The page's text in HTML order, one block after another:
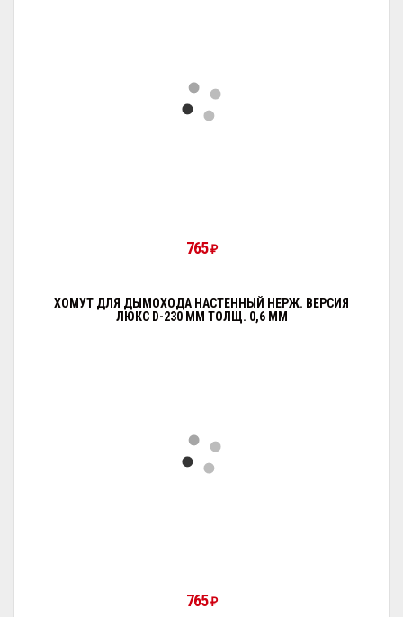
765₽
ХОМУТ ДЛЯ ДЫМОХОДА НАСТЕННЫЙ НЕРЖ. ВЕРСИЯ
ЛЮКС D-230 ММ ТОЛЩ. 0,6 ММ
765₽